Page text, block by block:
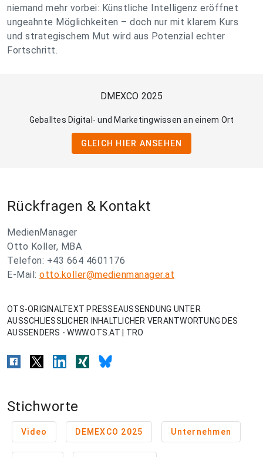
niemand mehr vorbei: Künstliche Intelligenz eröffnet
ungeahnte Möglichkeiten – doch nur mit klarem Kurs
und strategischem Mut wird aus Potenzial echter
Fortschritt.
DMEXCO 2025
Geballtes Digital- und Marketingwissen an einem Ort
GLEICH HIER ANSEHEN
Rückfragen & Kontakt
MedienManager
Otto Koller, MBA
Telefon: +43 664 4601176
E-Mail: otto.koller@medienmanager.at
OTS-ORIGINALTEXT PRESSEAUSSENDUNG UNTER
AUSSCHLIESSLICHER INHALTLICHER VERANTWORTUNG DES
AUSSENDERS - WWW.OTS.AT | TRO
Stichworte
Video DEMEXCO 2025 Unternehmen